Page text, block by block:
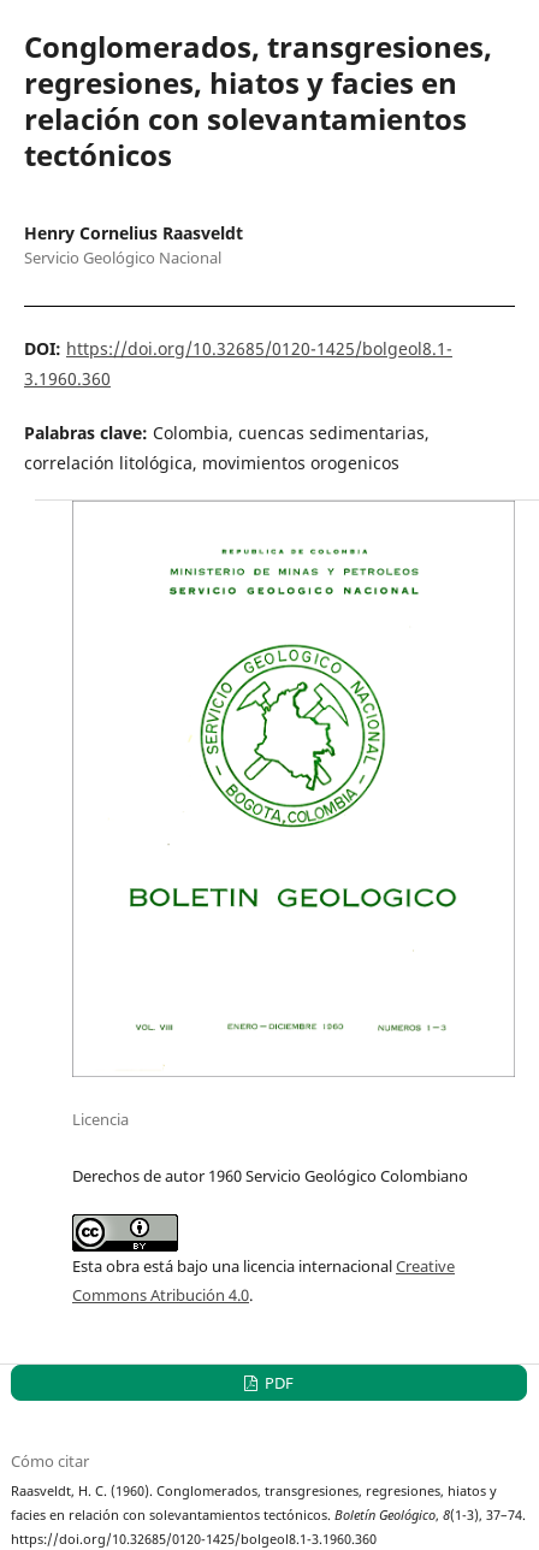
Conglomerados, transgresiones,
regresiones, hiatos y facies en
relación con solevantamientos
tectónicos
Henry Cornelius Raasveldt
Servicio Geológico Nacional
DOI: https://doi.org/10.32685/0120-1425/bolgeol8.1-
3.1960.360
Palabras clave: Colombia, cuencas sedimentarias,
correlación litológica, movimientos orogenicos
Licencia
Derechos de autor 1960 Servicio Geológico Colombiano
Esta obra está bajo una licencia internacionalCreative
Commons Atribución 4.0.
PDF
Cómo citar
Raasveldt, H. C. (1960). Conglomerados, transgresiones, regresiones, hiatos y
facies en relación con solevantamientos tectónicos.Boletín Geológico,8(1-3), 37–74.
https://doi.org/10.32685/0120-1425/bolgeol8.1-3.1960.360